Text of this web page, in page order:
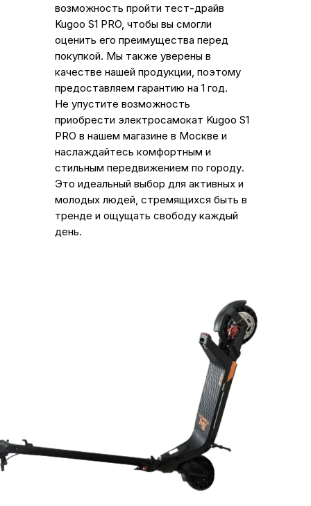
возможность пройти тест-драйв
Kugoo S1 PRO, чтобы вы смогли
оценить его преимущества перед
покупкой. Мы также уверены в
качестве нашей продукции, поэтому
предоставляем гарантию на 1 год.
Не упустите возможность
приобрести электросамокат Kugoo S1
PRO в нашем магазине в Москве и
наслаждайтесь комфортным и
стильным передвижением по городу.
Это идеальный выбор для активных и
молодых людей, стремящихся быть в
тренде и ощущать свободу каждый
день.